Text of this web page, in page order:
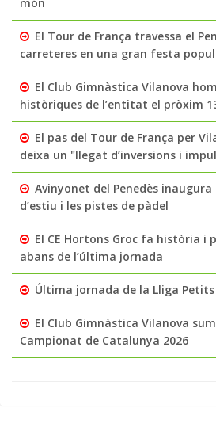
El Tour de França travessa el
carreteres en una gran festa
El Club Gimnàstica Vilanova
històriques de l’entitat el pròxim
El pas del Tour de França per
deixa un "llegat d’inversions i
Avinyonet del Penedès
d’estiu i les pistes de pàdel
El CE Hortons Groc fa història i
abans de l’última jornada
Última jornada de la Lliga
El Club Gimnàstica Vilanova
Campionat de Catalunya 2026